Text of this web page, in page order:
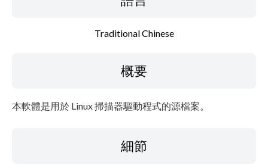
Traditional Chinese
概要
本軟體是用於 Linux 掃描器驅動程式的源檔案。
細節